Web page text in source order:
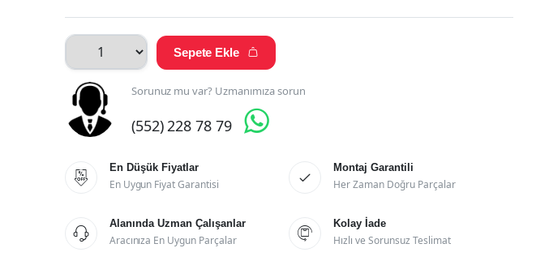
Sepete Ekle 
Sorunuz mu var? Uzmanımıza sorun
(552) 228 78 79 

En Düşük Fiyatlar
En Uygun Fiyat Garantisi 
Montaj Garantili
Her Zaman Doğru Parçalar

Alanında Uzman Çalışanlar
Aracınıza En Uygun Parçalar 
Kolay İade
Hızlı ve Sorunsuz Teslimat